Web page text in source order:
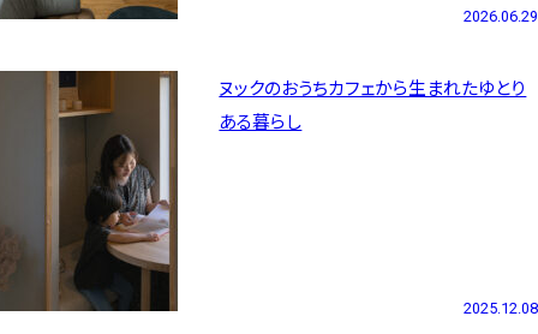
2026.06.29
ヌックのおうちカフェから生まれたゆとり
ある暮らし
2025.12.08